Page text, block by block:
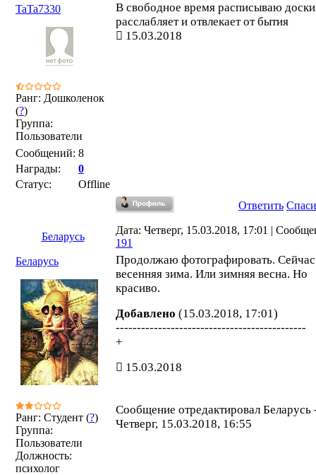
TaTa7330
Ранг: Дошколенок
(?)
Группа:
Пользователи
Сообщений: 8
Награды:
0
Статус:
Offline
В свободное время расписываю
расслабляет и отвлекает от бытия
15.03.2018
Ответить
Беларусь
Дата: Четверг, 15.03.2018, 17:01 |
191
Беларусь
Ранг: Студент (?)
Группа:
Пользователи
Должность:
психолог
Продолжаю фотографировать.
весенняя зима. Или зимняя весна. Но
красиво.
Добавлено (15.03.2018, 17:01)
---------------------------------------------
+
15.03.2018
Сообщение отредактировал Беларусь
Четверг, 15.03.2018, 16:55